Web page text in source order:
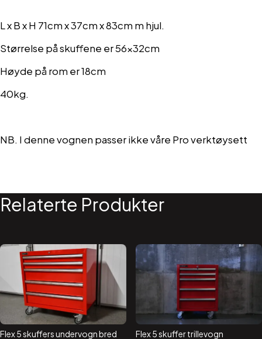
L x B x H 71cm x 37cm x 83cm m hjul.
Størrelse på skuffene er 56x32cm
Høyde på rom er 18cm
40kg.
NB. I denne vognen passer ikke våre Pro verktøysett
Relaterte Produkter
Flex 5 skuffers undervogn bred
Flex 5 skuffer trillevogn